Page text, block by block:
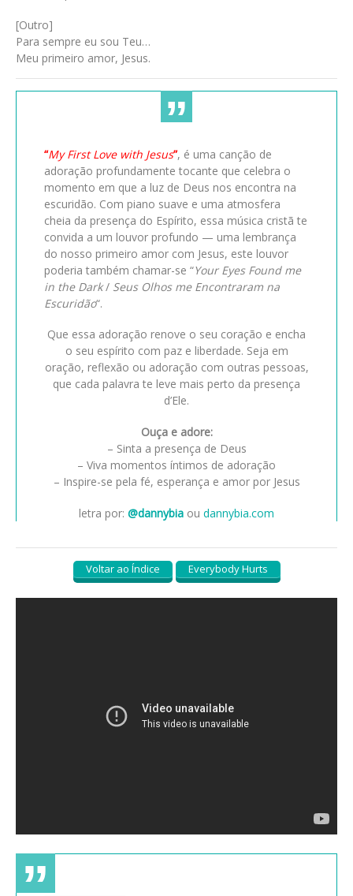
[Outro]
Para sempre eu sou Teu…
Meu primeiro amor, Jesus.
“My First Love with Jesus”, é uma canção de
adoração profundamente tocante que celebra o
momento em que a luz de Deus nos encontra na
escuridão. Com piano suave e uma atmosfera
cheia da presença do Espírito, essa música cristã te
convida a um louvor profundo — uma lembrança
do nosso primeiro amor com Jesus, este louvor
poderia também chamar-se “Your Eyes Found me
in the Dark/ Seus Olhos me Encontraram na
Escuridão“.
Que essa adoração renove o seu coração e encha
o seu espírito com paz e liberdade. Seja em
oração, reflexão ou adoração com outras pessoas,
que cada palavra te leve mais perto da presença
d’Ele.
Ouça e adore:
– Sinta a presença de Deus
– Viva momentos íntimos de adoração
– Inspire-se pela fé, esperança e amor por Jesus
letra por: @dannybia ou dannybia.com
Voltar ao Índice Everybody Hurts